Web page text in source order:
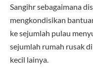
Sangihr sebagaimana
mengkondisikan
ke sejumlah pulau
sejumlah rumah rusak
kecil lainya.